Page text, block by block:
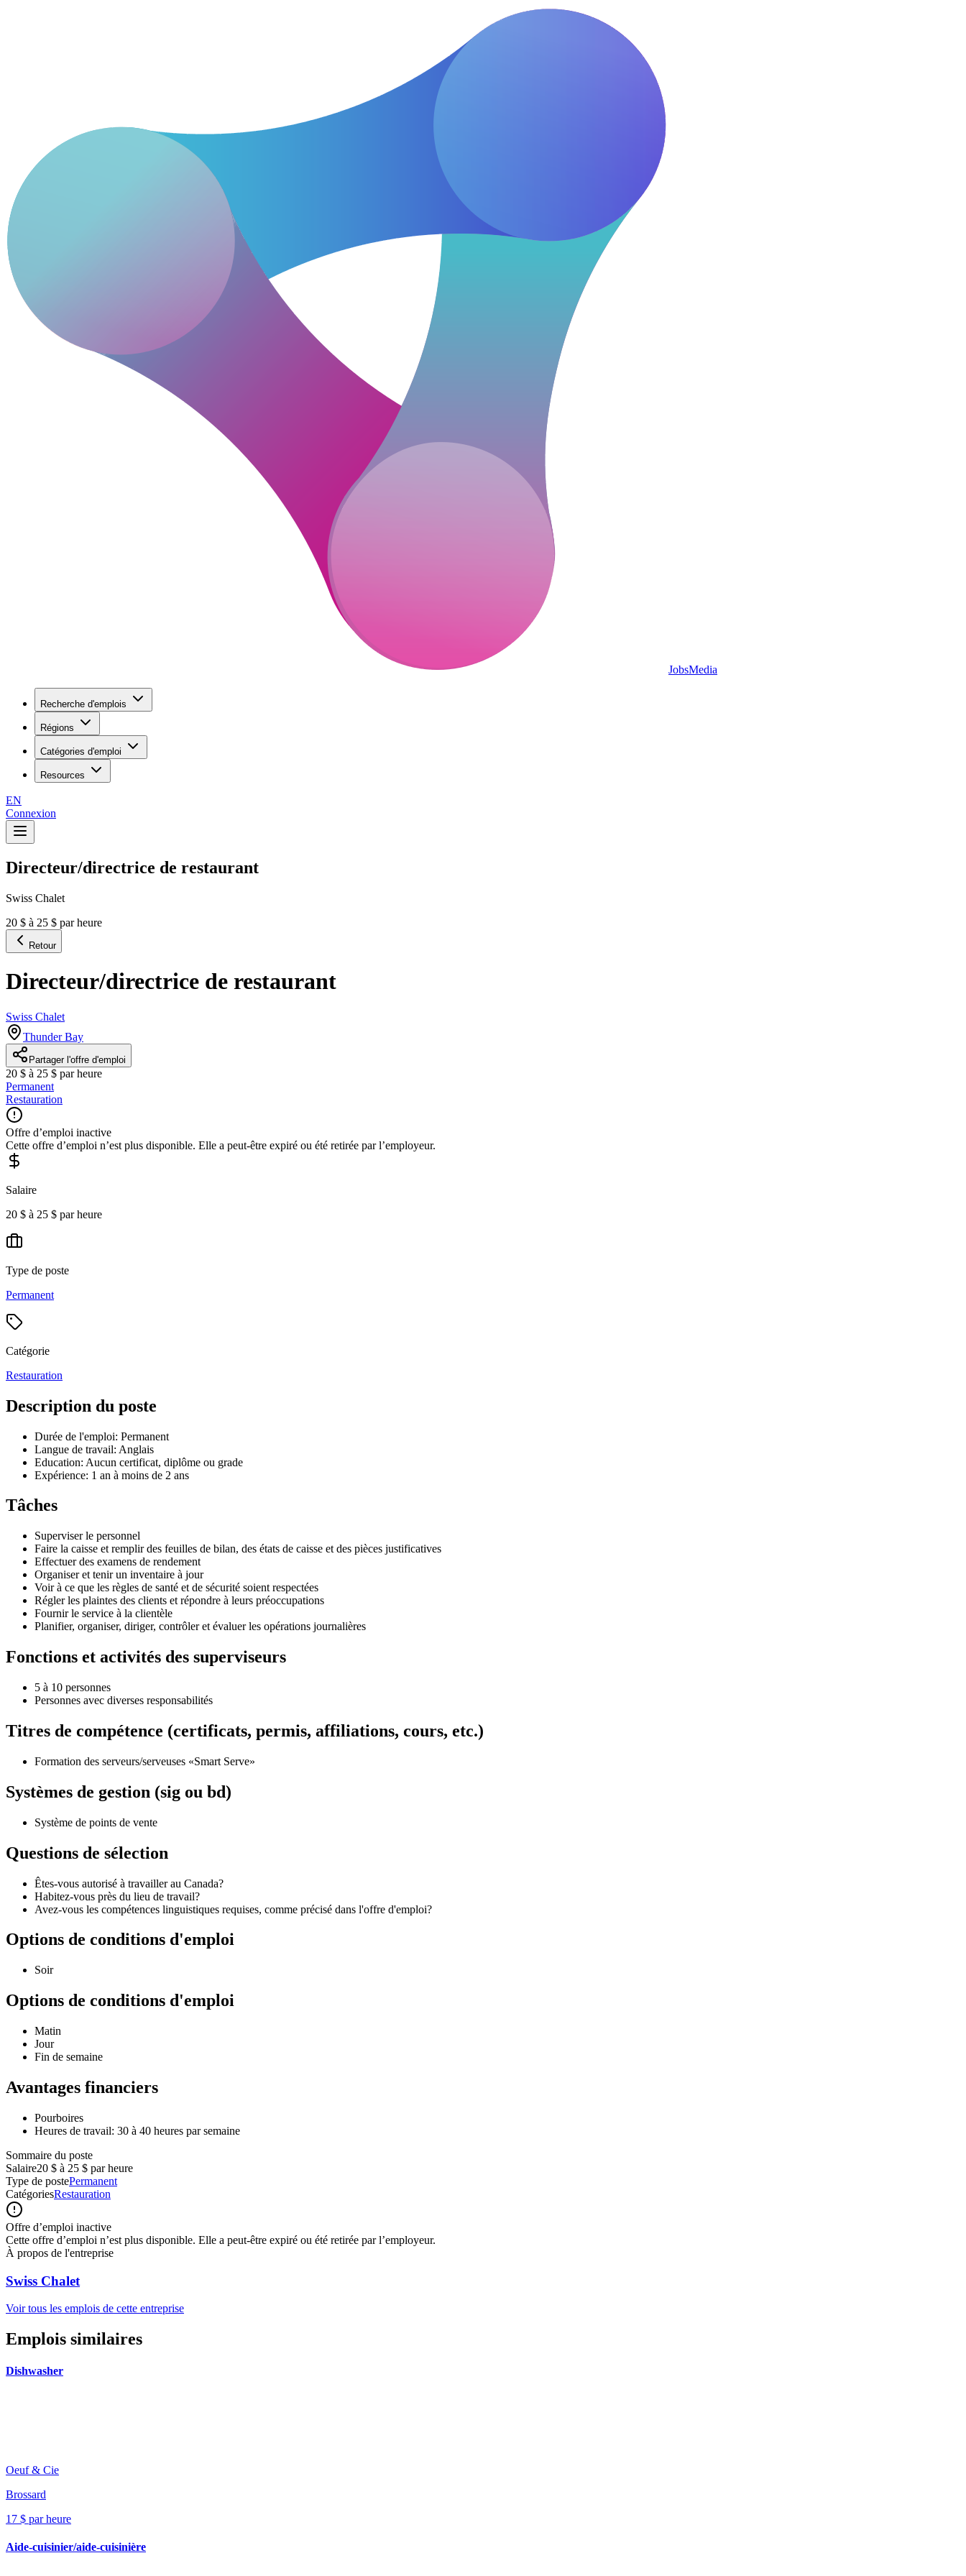
JobsMedia
Recherche d'emplois
Régions
Catégories d'emploi
Resources
EN
Connexion
Directeur/directrice de restaurant
Swiss Chalet
20 $ à 25 $ par heure
Retour
Directeur/directrice de restaurant
Swiss Chalet
Thunder Bay
Partager l'offre d'emploi
20 $ à 25 $ par heure
Permanent
Restauration
Offre d’emploi inactive
Cette offre d’emploi n’est plus disponible. Elle a peut-être expiré ou été retirée par l’employeur.
Salaire
20 $ à 25 $ par heure
Type de poste
Permanent
Catégorie
Restauration
Description du poste
Durée de l'emploi: Permanent
Langue de travail: Anglais
Education: Aucun certificat, diplôme ou grade
Expérience: 1 an à moins de 2 ans
Tâches
Superviser le personnel
Faire la caisse et remplir des feuilles de bilan, des états de caisse et des pièces justificatives
Effectuer des examens de rendement
Organiser et tenir un inventaire à jour
Voir à ce que les règles de santé et de sécurité soient respectées
Régler les plaintes des clients et répondre à leurs préoccupations
Fournir le service à la clientèle
Planifier, organiser, diriger, contrôler et évaluer les opérations journalières
Fonctions et activités des superviseurs
5 à 10 personnes
Personnes avec diverses responsabilités
Titres de compétence (certificats, permis, affiliations, cours, etc.)
Formation des serveurs/serveuses «Smart Serve»
Systèmes de gestion (sig ou bd)
Système de points de vente
Questions de sélection
Êtes-vous autorisé à travailler au Canada?
Habitez-vous près du lieu de travail?
Avez-vous les compétences linguistiques requises, comme précisé dans l'offre d'emploi?
Options de conditions d'emploi
Soir
Options de conditions d'emploi
Matin
Jour
Fin de semaine
Avantages financiers
Pourboires
Heures de travail: 30 à 40 heures par semaine
Sommaire du poste
Salaire20 $ à 25 $ par heure
Type de postePermanent
CatégoriesRestauration
Offre d’emploi inactive
Cette offre d’emploi n’est plus disponible. Elle a peut-être expiré ou été retirée par l’employeur.
À propos de l'entreprise
Swiss Chalet
Voir tous les emplois de cette entreprise
Emplois similaires
Dishwasher
Oeuf & Cie
Brossard
17 $ par heure
Aide-cuisinier/aide-cuisinière